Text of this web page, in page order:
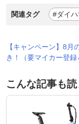
関連タグ #ダイハ
【キャンペーン】8月
き！（要マイカー登録
こんな記事も